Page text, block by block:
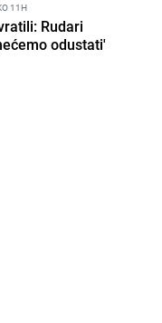
11H
Rudari
odustati'